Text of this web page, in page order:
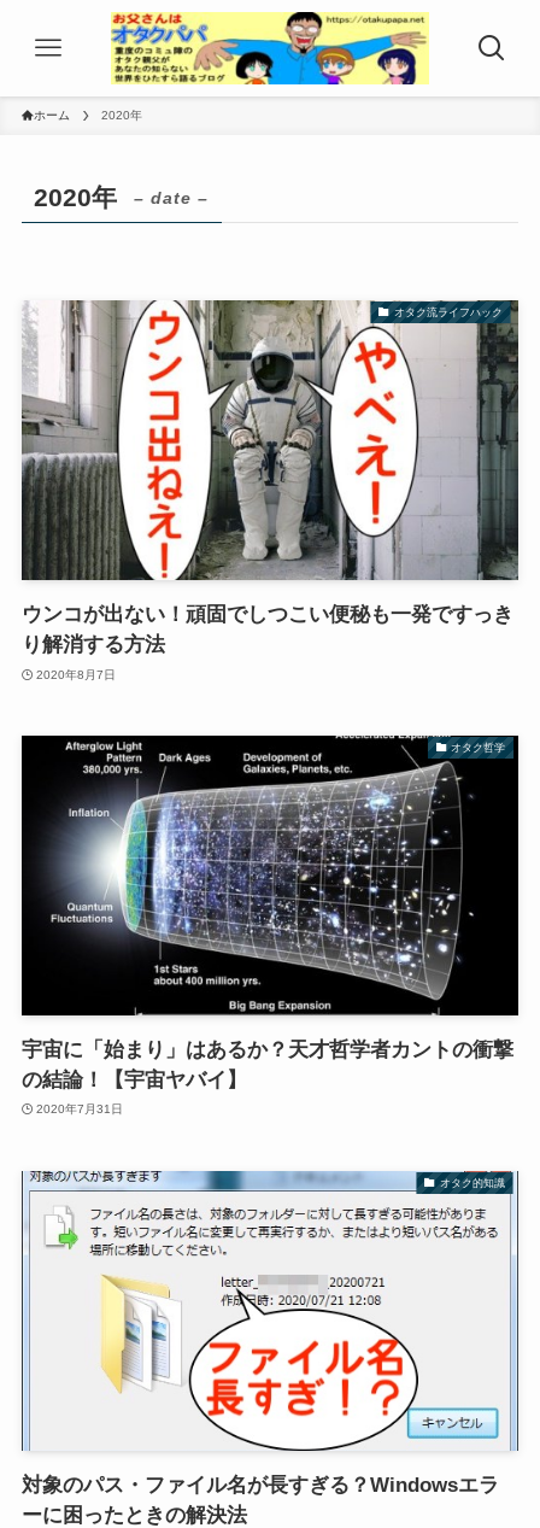
ホーム 2020年
2020年 – date –
オタク流ライフハック
ウンコが出ない！頑固でしつこい便秘も一発ですっき
り解消する方法
2020年8月7日
オタク哲学
宇宙に「始まり」はあるか？天才哲学者カントの衝撃
の結論！【宇宙ヤバイ】
2020年7月31日
オタク的知識
対象のパス・ファイル名が長すぎる？Windowsエラ
ーに困ったときの解決法